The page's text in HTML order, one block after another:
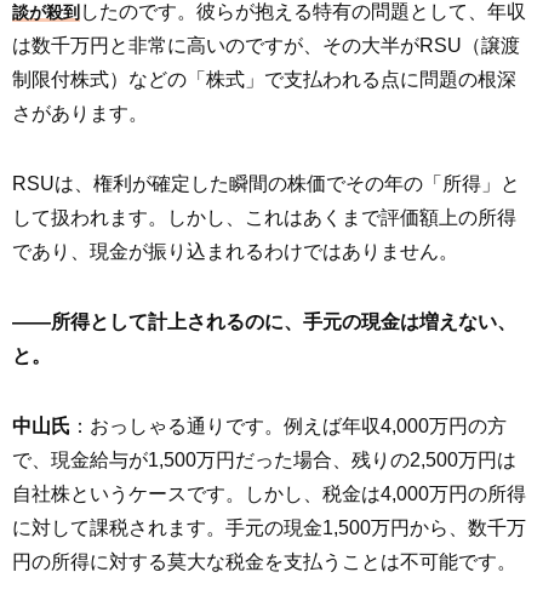
談が殺到 したのです。彼らが抱える特有の問題として、年収
は数千万円と非常に高いのですが、その大半がRSU（譲渡
制限付株式）などの「株式」で支払われる点に問題の根深
さがあります。
RSUは、権利が確定した瞬間の株価でその年の「所得」と
して扱われます。しかし、これはあくまで評価額上の所得
であり、現金が振り込まれるわけではありません。
――所得として計上されるのに、手元の現金は増えない、
と。
中山氏 ：おっしゃる通りです。例えば年収4,000万円の方
で、現金給与が1,500万円だった場合、残りの2,500万円は
自社株というケースです。しかし、税金は4,000万円の所得
に対して課税されます。手元の現金1,500万円から、数千万
円の所得に対する莫大な税金を支払うことは不可能です。